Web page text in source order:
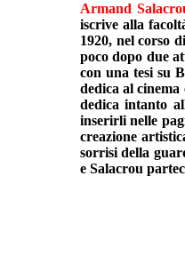
Armand
iscrive alla
1920, nel corso
poco dopo due
con una tesi su
dedica al
dedica intanto
inserirli nelle
creazione
sorrisi della
e Salacrou